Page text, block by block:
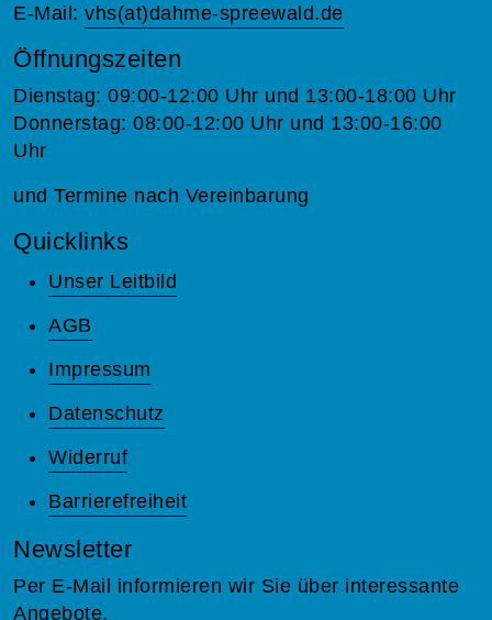
E-Mail: vhs(at)dahme-spreewald.de
Öffnungszeiten
Dienstag: 09:00-12:00 Uhr und 13:00-18:00 Uhr
Donnerstag: 08:00-12:00 Uhr und 13:00-16:00
Uhr
und Termine nach Vereinbarung
Quicklinks
Unser Leitbild
AGB
Impressum
Datenschutz
Widerruf
Barrierefreiheit
Newsletter
Per E-Mail informieren wir Sie über interessante
Angebote.